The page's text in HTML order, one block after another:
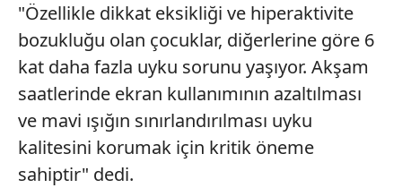
"Özellikle dikkat eksikliği ve hiperaktivite
bozukluğu olan çocuklar, diğerlerine göre 6
kat daha fazla uyku sorunu yaşıyor. Akşam
saatlerinde ekran kullanımının azaltılması
ve mavi ışığın sınırlandırılması uyku
kalitesini korumak için kritik öneme
sahiptir" dedi.